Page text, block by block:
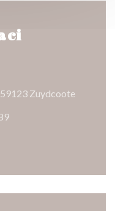
59123 Zuydcoote((apre
((apre una nuova
((apre una